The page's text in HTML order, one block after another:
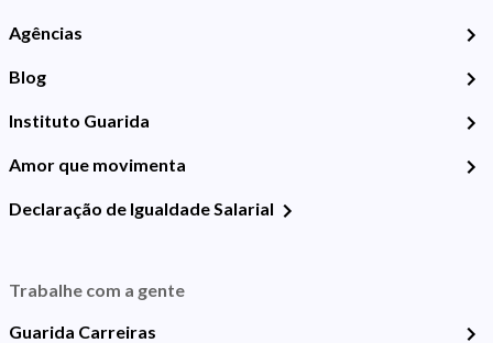
Agências
Blog
Instituto Guarida
Amor que movimenta
Declaração de Igualdade Salarial
Trabalhe com a gente
Guarida Carreiras